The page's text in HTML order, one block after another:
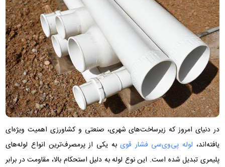
در دنیای امروز که زیرساخت‌های شهری، صنعتی و کشاورزی اهمیت ویژه‌ای
یافته‌اند، لوله پی‌وی‌سی فشار قویبه یکی از پرمصرف‌ترین انواع لوله‌های
پلیمری تبدیل شده است. این نوع لوله به دلیل استحکام بالا، مقاومت در برابر